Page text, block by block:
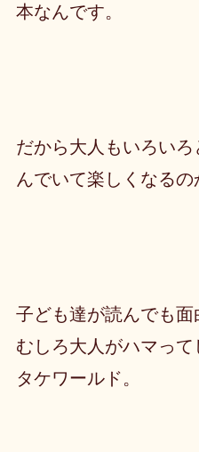
本なんです。
だから大人もいろい
んでいて楽しくなるの
子ども達が読んでも面
むしろ大人がハマっ
タケワールド。